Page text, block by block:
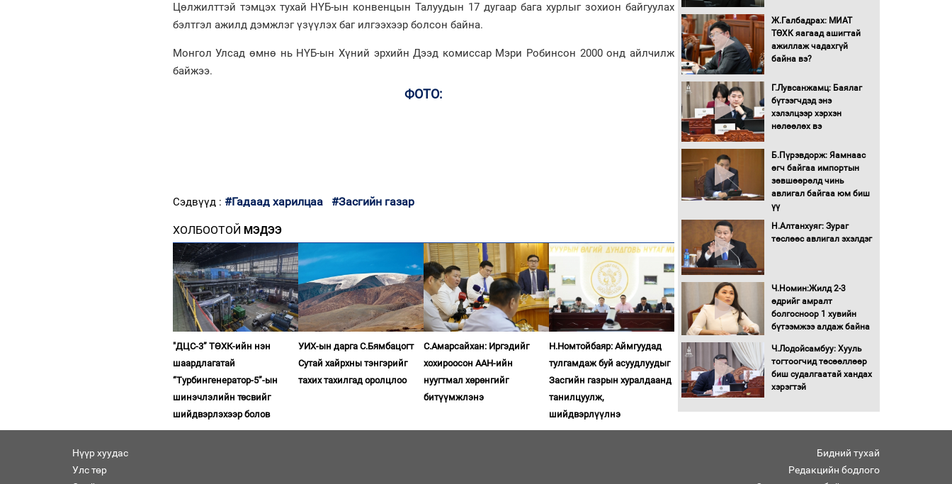
Цөлжилттэй тэмцэх тухай НҮБ-ын конвенцын Талуудын 17 дугаар бага хурлыг зохион байгуулах
бэлтгэл ажилд дэмжлэг үзүүлэх баг илгээхээр болсон байна.
Монгол Улсад өмнө нь НҮБ-ын Хүний эрхийн Дээд комиссар Мэри Робинсон 2000 онд айлчилж
байжээ.
ФОТО:
Сэдвүүд : #Гадаад харилцаа #Засгийн газар
ХОЛБООТОЙ МЭДЭЭ
"ДЦС-3” ТӨХК-ийн нэн
шаардлагатай
“Турбингенератор-5”-ын
шинэчлэлийн төсвийг
шийдвэрлэхээр болов
УИХ-ын дарга С.Бямбацогт
Сутай хайрхны тэнгэрийг
тахих тахилгад оролцлоо
С.Амарсайхан: Иргэдийг
хохироосон ААН-ийн
нуугтмал хөрөнгийг
битүүмжлэнэ
Н.Номтойбаяр: Аймгуудад
тулгамдаж буй асуудлуудыг
Засгийн газрын хуралдаанд
танилцуулж,
шийдвэрлүүлнэ
гадаад томилолтыг
хориглолоо
Сайд нар төсвөө хэрхэн
Засгийн газрын ээлжит
хуралдаан болж байна
Автомашинд улсын
дугаарын тэгш,
олгоно
Бага орлоготой
бүрдүүллээ
Хөшөө бүтсэн түүхийг
өгүүлэх 7 баримт
Хөвсгөл нуурын лусыг
тахих төрийн тахилгын
ёслол боллоо
асуудлыг цэгцлэх
Монголбанкны
удирдлагад 30 хоногийн
Ж.Галбадрах: МИАТ
ТӨХК яагаад ашигтай
ажиллаж чадахгүй
байна вэ?
Г.Лувсанжамц: Баялаг
бүтээгчдэд энэ
хэлэлцээр хэрхэн
нөлөөлөх вэ
Б.Пүрэвдорж: Яамнаас
өгч байгаа импортын
зөвшөөрөлд чинь
авлигал байгаа юм биш
үү
Н.Алтанхуяг: Зураг
төслөөс авлигал эхэлдэг
Ч.Номин:Жилд 2-3
өдрийг амралт
болгосноор 1 хувийн
бүтээмжээ алдаж байна
Ч.Лодойсамбуу: Хууль
тогтоогчид төсөөллөөр
биш судалгаатай хандах
хэрэгтэй
Нүүр хуудас
Улс төр
Бидний тухай
Редакцийн бодлого